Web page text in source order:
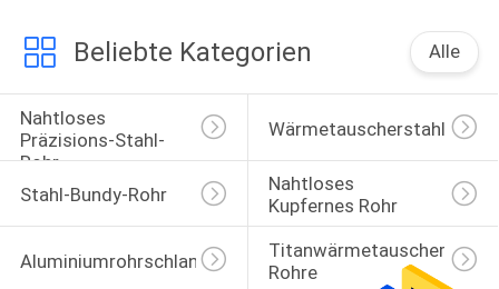
Beliebte Kategorien Alle
Nahtloses
Präzisions-Stahl-
Rohr
Wärmetauscherstahlrohr
Stahl-Bundy-Rohr
Nahtloses
Kupfernes Rohr
Aluminiumrohrschlange
Titanwärmetauscher-
Rohre